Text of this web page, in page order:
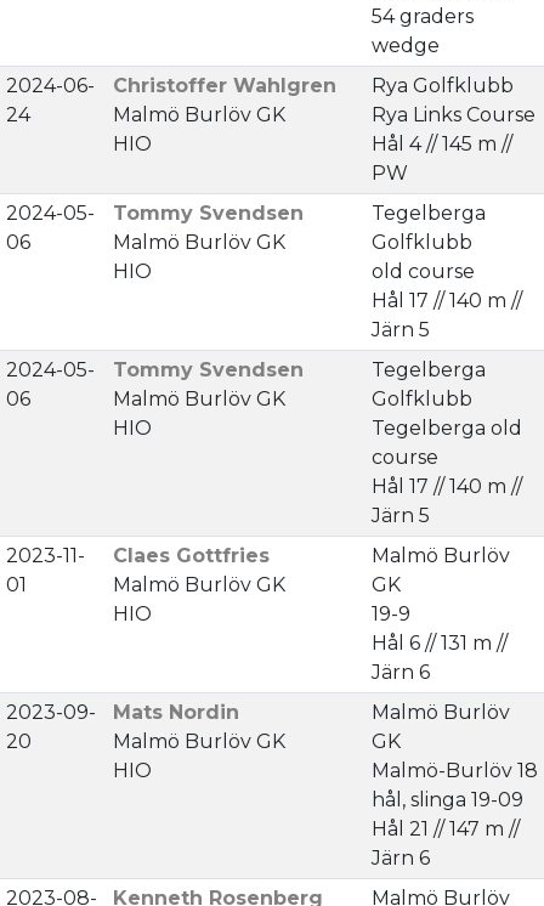
54 graders
wedge
2024-06-
24
Christoffer Wahlgren
Malmö Burlöv GK
HIO
Rya Golfklubb
Rya Links Course
Hål 4 // 145 m //
PW
2024-05-
06
Tommy Svendsen
Malmö Burlöv GK
HIO
Tegelberga
Golfklubb
old course
Hål 17 // 140 m //
Järn 5
2024-05-
06
Tommy Svendsen
Malmö Burlöv GK
HIO
Tegelberga
Golfklubb
Tegelberga old
course
Hål 17 // 140 m //
Järn 5
2023-11-
01
Claes Gottfries
Malmö Burlöv GK
HIO
Malmö Burlöv
GK
19-9
Hål 6 // 131 m //
Järn 6
2023-09-
20
Mats Nordin
Malmö Burlöv GK
HIO
Malmö Burlöv
GK
Malmö-Burlöv 18
hål, slinga 19-09
Hål 21 // 147 m //
Järn 6
2023-08-
Kenneth Rosenberg Malmö Burlöv